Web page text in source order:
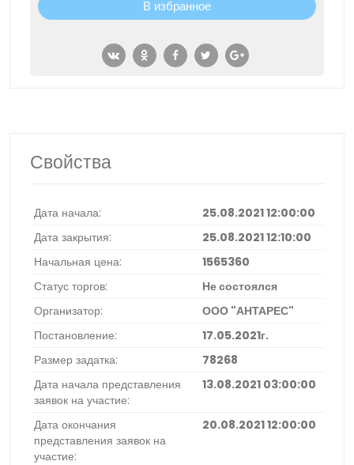
В избранное
Свойства
Дата начала:
25.08.2021 12:00:00
Дата закрытия:
25.08.2021 12:10:00
Начальная цена:
1565360
Статус торгов:
Не состоялся
Организатор:
ООО "АНТАРЕС"
Постановление:
17.05.2021г.
Размер задатка:
78268
Дата начала представления
заявок на участие:
13.08.2021 03:00:00
Дата окончания
представления заявок на
участие:
20.08.2021 12:00:00